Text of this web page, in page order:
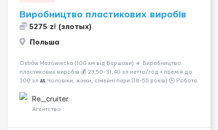
Виробництво пластикових виробів
5275 zł (злотых)
Польша
Ostrów Mazowiecka (100 км від Варшави) 🔹 Виробництво
пластикових виробів 💰 23,50–31,40 зл нетто/год + премія до
300 зл 👥 Чоловіки, жінки, сімейні пари (18–55 років) 🕒 Робота
житло — 400 зл. 📦 Обов...
Re_cruiter
Агентство